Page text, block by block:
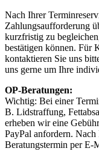
Nach Ihrer
Zahlungsaufforderung
kurzfristig zu
bestätigen können. Für
kontaktieren Sie uns
uns gerne um Ihre
OP-Beratungen:
Wichtig: Bei einer
B. Lidstraffung,
erheben wir eine
PayPal anfordern.
Beratungstermin per E-